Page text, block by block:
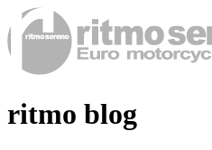
ritmo blog